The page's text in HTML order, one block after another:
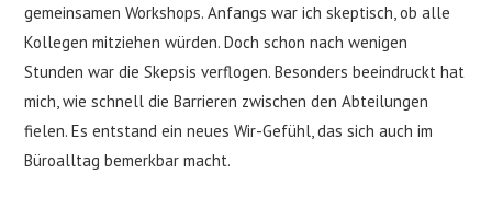
gemeinsamen Workshops. Anfangs war ich skeptisch, ob alle
Kollegen mitziehen würden. Doch schon nach wenigen
Stunden war die Skepsis verflogen. Besonders beeindruckt hat
mich, wie schnell die Barrieren zwischen den Abteilungen
fielen. Es entstand ein neues Wir-Gefühl, das sich auch im
Büroalltag bemerkbar macht.